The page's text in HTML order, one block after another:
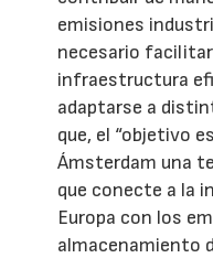
emisiones
necesario
infraestructura
adaptarse a
que, el “objetivo
Ámsterdam una
que conecte a la
Europa con los
almacenamiento